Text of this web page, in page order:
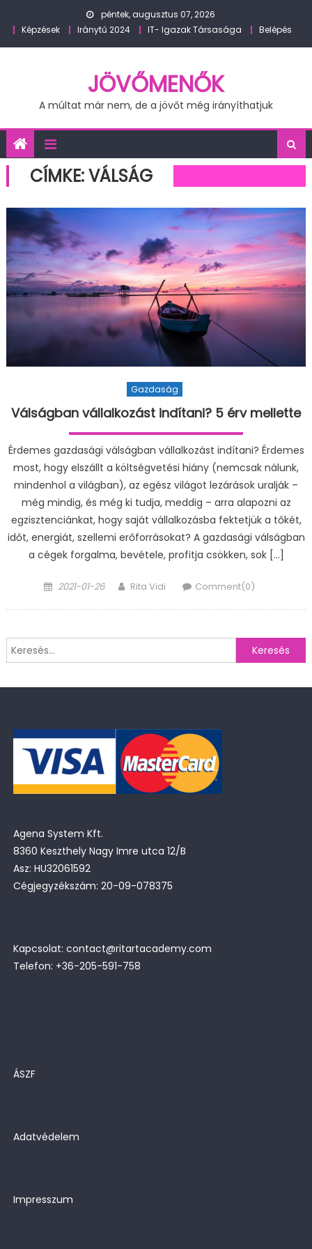
péntek, augusztus 07, 2026
Képzések
Iránytű 2024 IT- Igazak Társasága Belépés
JÖVŐMENŐK
A múltat már nem, de a jövőt még irányíthatjuk
CÍMKE:VÁLSÁG
Gazdaság
Válságban vállalkozást indítani? 5 érv mellette
Érdemes gazdasági válságban vállalkozást indítani? Érdemes
most, hogy elszállt a költségvetési hiány (nemcsak nálunk,
mindenhol a világban), az egész világot lezárások uralják –
még mindig, és még ki tudja, meddig – arra alapozni az
egzisztenciánkat, hogy saját vállalkozásba fektetjük a tőkét,
időt, energiát, szellemi erőforrásokat? A gazdasági válságban
a cégek forgalma, bevétele, profitja csökken, sok […]
Posted
2021-01-26 Author
Rita Vidi Comment(0)
Keresés:
Agena System Kft.
8360 Keszthely Nagy Imre utca 12/B
Asz: HU32061592
Cégjegyzékszám: 20-09-078375
Kapcsolat: contact@ritartacademy.com
Telefon: +36-205-591-758
ÁSZF
Adatvédelem
Impresszum